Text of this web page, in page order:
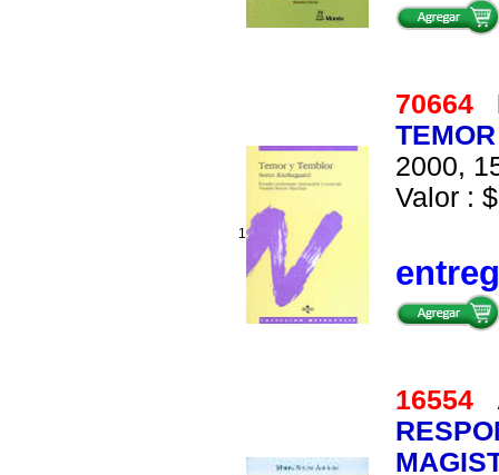
1
70664
2000,
Valor :
16554